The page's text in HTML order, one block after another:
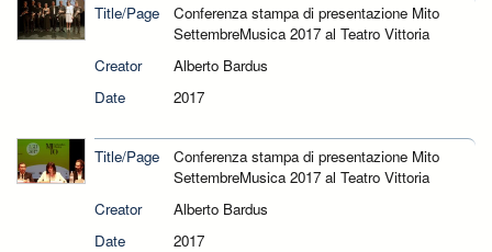
Title/Page
Conferenza stampa di presentazione Mito
SettembreMusica 2017 al Teatro Vittoria
Creator
Alberto Bardus
Date
2017
Title/Page
Conferenza stampa di presentazione Mito
SettembreMusica 2017 al Teatro Vittoria
Creator
Alberto Bardus
Date
2017